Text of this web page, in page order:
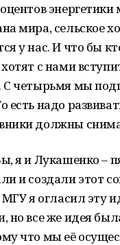
энергетики
мира, сельское
у нас. И что бы
с нами
С четырьмя мы
есть надо
должны
я и Лукашенко –
и создали этот
МГУ я огласил эту
но все же идея
что мы её